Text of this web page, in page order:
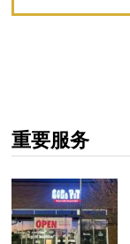
重要服务